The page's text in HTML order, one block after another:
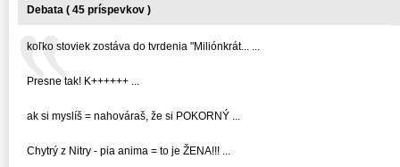
Debata ( 45 príspevkov )
koľko stoviek zostáva do tvrdenia "Miliónkrát... ...
Presne tak! K++++++ ...
ak si myslíš = nahováraš, že si POKORNÝ ...
Chytrý z Nitry - pia anima = to je ŽENA!!! ...